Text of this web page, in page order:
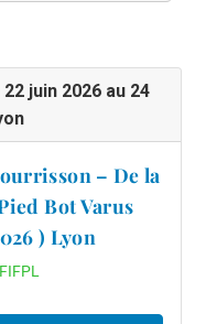
juin 2026 au 24
– De la
Bot Varus
) Lyon
FIFPL